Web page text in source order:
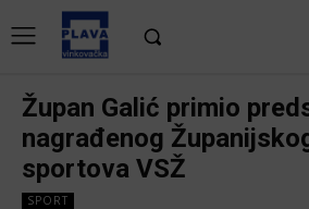
Župan Galić primio
nagrađenog
sportova VSŽ
SPORT